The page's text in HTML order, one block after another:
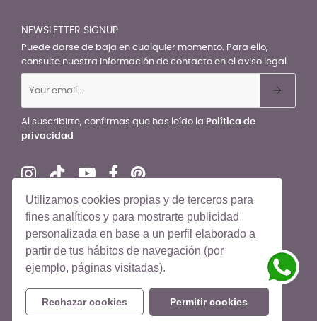
Utilizamos cookies propias y de terceros para
fines analíticos y para mostrarte publicidad
personalizada en base a un perfil elaborado a
partir de tus hábitos de navegación (por
ejemplo, páginas visitadas).
Rechazar cookies Permitir cookies
NEWSLETTER SIGNUP
Puede darse de baja en cualquier momento. Para ello,
consulte nuestra información de contacto en el aviso legal.
Al suscribirte, confirmas que has leído la Política de
privacidad
© El Recién Nacido 2026. Todos los derechos reservados